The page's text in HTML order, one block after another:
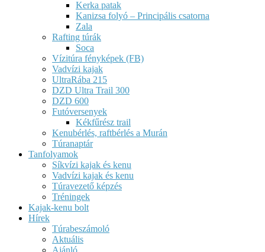
Kerka patak
Kanizsa folyó – Principális csatorna
Zala
Rafting túrák
Soca
Vízitúra fényképek (FB)
Vadvízi kajak
UltraRába 215
DZD Ultra Trail 300
DZD 600
Futóversenyek
Kékfűrész trail
Kenubérlés, raftbérlés a Murán
Túranaptár
Tanfolyamok
Síkvízi kajak és kenu
Vadvízi kajak és kenu
Túravezető képzés
Tréningek
Kajak-kenu bolt
Hírek
Túrabeszámoló
Aktuális
Ajánló